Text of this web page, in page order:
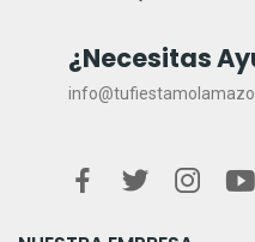
¿Necesitas